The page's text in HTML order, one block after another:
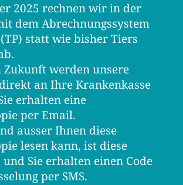
2025 rechnen wir in der
dem Abrechnungssystem
statt wie bisher Tiers
Zukunft werden unsere
an Ihre Krankenkasse
erhalten eine
per Email.
ausser Ihnen diese
lesen kann, ist diese
Sie erhalten einen Code
per SMS.